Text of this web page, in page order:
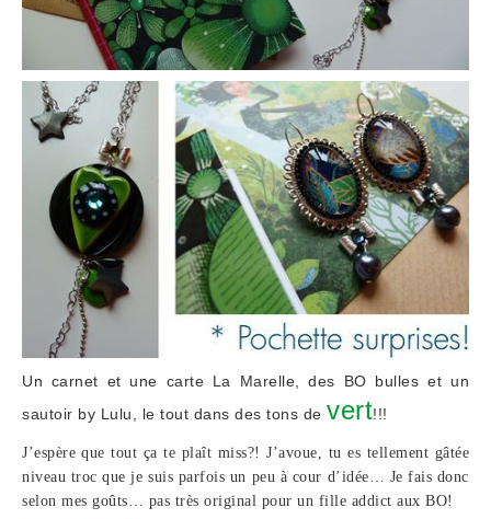
Un carnet et une carte La Marelle, des BO bulles et un
sautoir by Lulu, le tout dans des tons de vert!!!
J’espère que tout ça te plaît miss?! J’avoue, tu es tellement gâtée
niveau troc que je suis parfois un peu à cour d’idée… Je fais donc
selon mes goûts… pas très original pour un fille addict aux BO!